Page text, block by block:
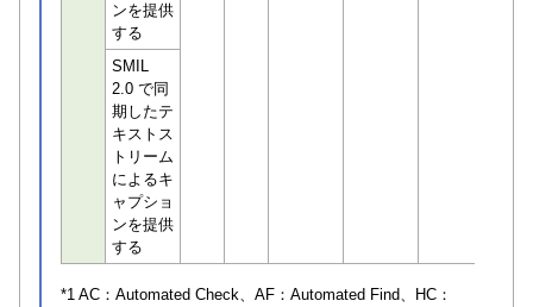
ンを提供
する
SMIL
2.0 で同
期したテ
キストス
トリーム
によるキ
ャプショ
ンを提供
する
*1 AC： Automated Check、AF： Automated Find、HC：